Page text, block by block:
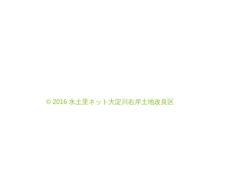
© 2016 水土里ネット大淀川右岸土地改良区